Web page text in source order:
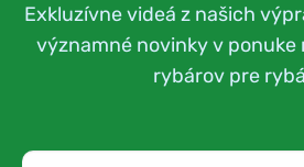
Exkluzívne videá z našich
významné novinky v ponuke
rybárov pre